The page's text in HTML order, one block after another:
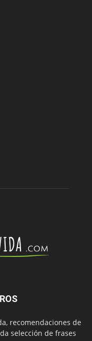
recomendaciones de
selección de frases